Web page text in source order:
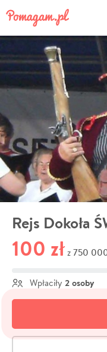
Rejs Dokoła
100 zł z 750
Wpłaciły 2 osoby